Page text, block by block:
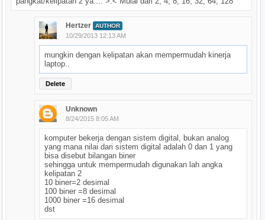
Hertzer AUTHOR
10/29/2013 12:13 AM
mungkin dengan kelipatan akan mempermudah kinerja
laptop..
Delete
Unknown
8/24/2015 8:05 AM
komputer bekerja dengan sistem digital, bukan analog
yang mana nilai dari sistem digital adalah 0 dan 1 yang
bisa disebut bilangan biner
sehingga untuk mempermudah digunakan lah angka
kelipatan 2
10 biner=2 desimal
100 biner =8 desimal
1000 biner =16 desimal
dst